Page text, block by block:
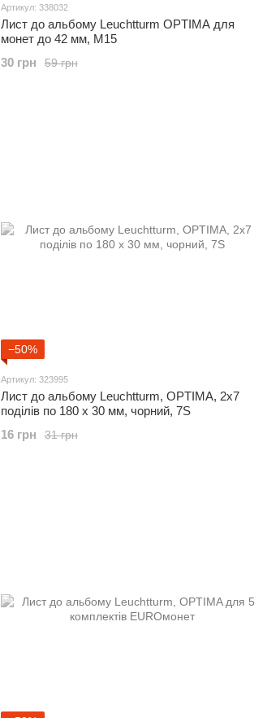
Артикул: 338032
Лист до альбому Leuchtturm OPTIMA для
монет до 42 мм, M15
59 грн
30 грн
−50%
Артикул: 323995
Лист до альбому Leuchtturm, OPTIMA, 2x7
поділів по 180 x 30 мм, чорний, 7S
31 грн
16 грн